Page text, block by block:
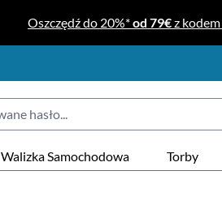
Oszczędź do 20%*od 79€z kodem
Walizka Samochodowa Torby